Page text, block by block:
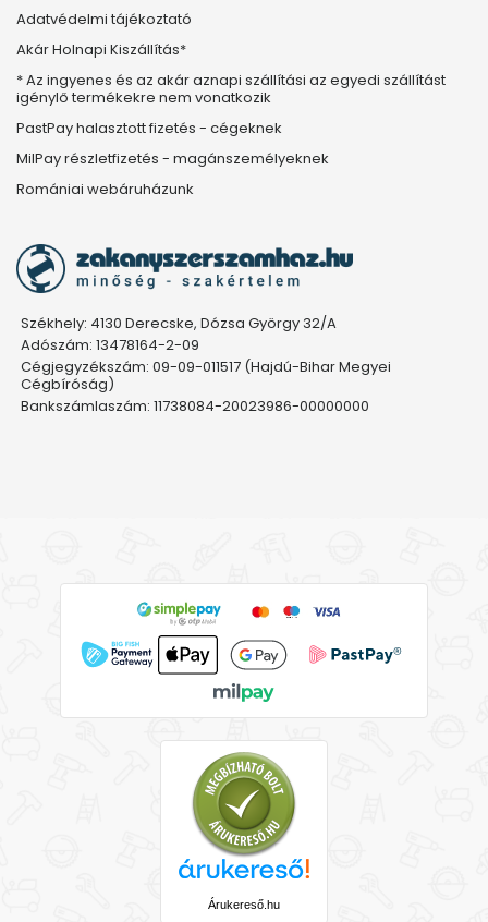
Adatvédelmi tájékoztató
Akár Holnapi Kiszállítás*
* Az ingyenes és az akár aznapi szállítási az egyedi szállítást
igénylő termékekre nem vonatkozik
PastPay halasztott fizetés - cégeknek
MilPay részletfizetés - magánszemélyeknek
Romániai webáruházunk
Székhely: 4130 Derecske, Dózsa György 32/A
Adószám: 13478164-2-09
Cégjegyzékszám: 09-09-011517 (Hajdú-Bihar Megyei
Cégbíróság)
Bankszámlaszám: 11738084-20023986-00000000
Árukereső.hu